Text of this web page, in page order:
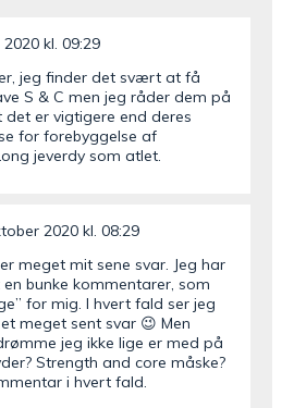
2020 kl. 09:29
jeg finder det svært at få
S & C men jeg råder dem på
er vigtigere end deres
for forebyggelse af
jeverdy som atlet.
2020 kl. 08:29
meget mit sene svar. Jeg har
bunke kommentarer, som
for mig. I hvert fald ser jeg
meget sent svar 😉 Men
jeg ikke lige er med på
Strength and core måske?
i hvert fald.